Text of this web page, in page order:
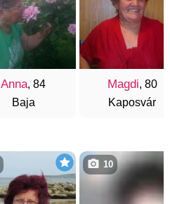
Anna, 84
Baja
Magdi, 80
Kaposvár
10